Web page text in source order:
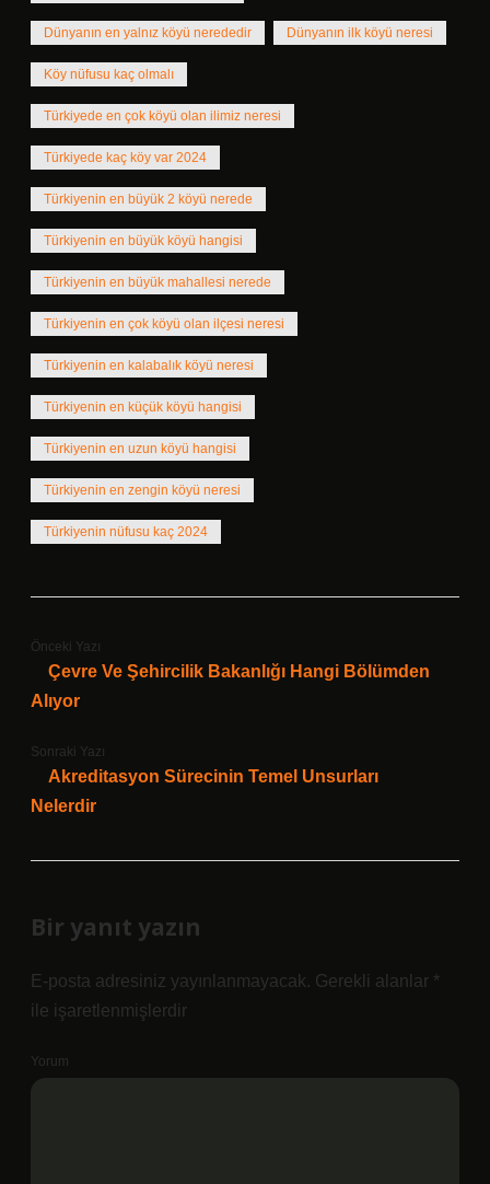
Dünyanın en yalnız köyü nerededir Dünyanın ilk köyü neresi
Köy nüfusu kaç olmalı
Türkiyede en çok köyü olan ilimiz neresi
Türkiyede kaç köy var 2024
Türkiyenin en büyük 2 köyü nerede
Türkiyenin en büyük köyü hangisi
Türkiyenin en büyük mahallesi nerede
Türkiyenin en çok köyü olan ilçesi neresi
Türkiyenin en kalabalık köyü neresi
Türkiyenin en küçük köyü hangisi
Türkiyenin en uzun köyü hangisi
Türkiyenin en zengin köyü neresi
Türkiyenin nüfusu kaç 2024
Önceki Yazı
Çevre Ve Şehircilik Bakanlığı Hangi Bölümden
Alıyor
Sonraki Yazı
Akreditasyon Sürecinin Temel Unsurları
Nelerdir
Bir yanıt yazın
E-posta adresiniz yayınlanmayacak. Gerekli alanlar *
ile işaretlenmişlerdir
Yorum